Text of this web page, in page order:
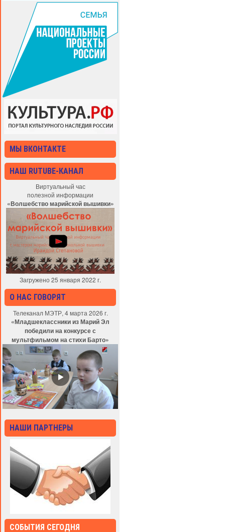
МЫ ВКОНТАКТЕ
НАШ RUTUBE-КАНАЛ
Виртуальный час
полезной информации
«Волшебство марийской вышивки»
Загружено 25 января 2022 г.
О НАС ГОВОРЯТ
Телеканал МЭТР, 4 марта 2026 г.
«Младшеклассники из Марий Эл
победили на конкурсе с
мультфильмом на стихи Барто»
НАШИ ПАРТНЕРЫ
СОБЫТИЯ СЕГОДНЯ